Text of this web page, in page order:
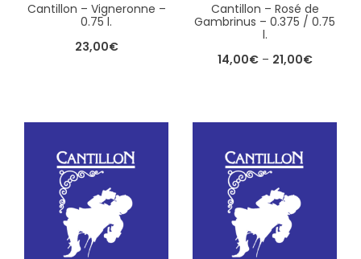
Cantillon – Vigneronne –
0.75 l.
23,00€
Cantillon – Rosé de
Gambrinus – 0.375 / 0.75
l.
14,00€– 21,00€